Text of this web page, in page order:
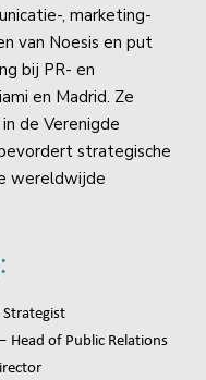
, marketing-
van Noesis en put
bij PR- en
en Madrid. Ze
de Verenigde
strategische
wereldwijde
of Public Relations